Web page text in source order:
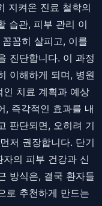
지켜온 진료 철학의
습관, 피부 관리 이
꼼히 살피고, 이를
진단합니다. 이 과정
이해하게 되며, 병원
인 치료 계획과 예상
, 즉각적인 효과를 내
판단되면, 오히려 기
저 권장합니다. 단기
의 피부 건강과 신
방식은, 결국 환자들
로 추천하게 만드는